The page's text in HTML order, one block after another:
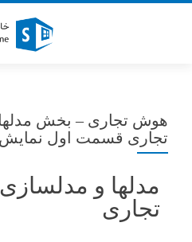
هوش تجاری – بخش
تجاری قسمت اول نمایش
مدلها و
تجاری